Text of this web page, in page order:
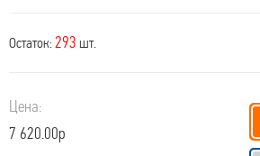
Остаток: 293 шт.
Цена:
7 620.00р